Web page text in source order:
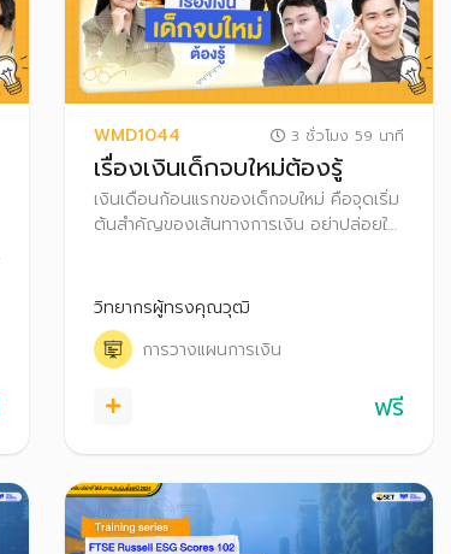
WMD1044 3 ชั่วโมง 59 นาที
เรื่องเงินเด็กจบใหม่ต้องรู้
เงินเดือนก้อนแรกของเด็กจบใหม่ คือจุดเริ่ม
ต้นสำคัญของเส้นทางการเงิน อย่าปล่อยให้
เติบโต และยังรับความเสี่ยงได้สูง
วิทยากรผู้ทรงคุณวุฒิ
การวางแผนการเงิน
ฟรี